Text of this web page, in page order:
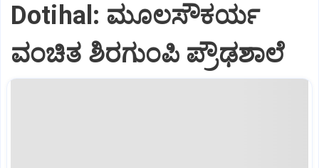
Dotihal: ಮೂಲಸೌಕರ್ಯ
ವಂಚಿತ ಶಿರಗುಂಪಿ ಪ್ರೌಢಶಾಲೆ